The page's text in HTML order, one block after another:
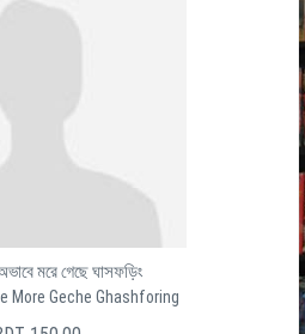
মরে গেছে ঘাসফড়িং
More Geche Ghashforing